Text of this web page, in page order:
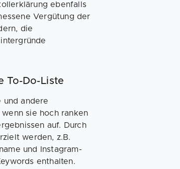
ebenfalls
Vergütung der
die
To-Do-Liste
und andere
sie hoch ranken
auf. Durch
werden, z.B.
und Instagram-
enthalten.